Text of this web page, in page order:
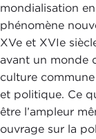
mondialisation
phénomène
XVe et XVIe
avant un monde
culture
et politique. Ce
être l’ampleur
ouvrage sur la